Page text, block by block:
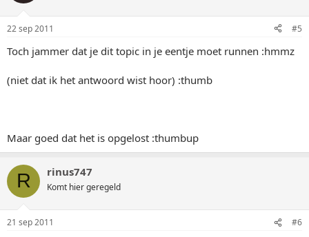
22 sep 2011 #5
Toch jammer dat je dit topic in je eentje moet runnen :hmmz
(niet dat ik het antwoord wist hoor) :thumb
Maar goed dat het is opgelost :thumbup
R rinus747
Komt hier geregeld
21 sep 2011 #6